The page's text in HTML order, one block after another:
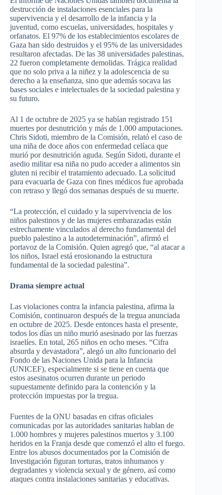
destrucción de instalaciones esenciales para la
supervivencia y el desarrollo de la infancia y la
juventud, como escuelas, universidades, hospitales y
orfanatos. El 97% de los establecimientos escolares de
Gaza han sido destruidos y el 95% de las universidades
resultaron afectadas. De las 38 universidades palestinas,
22 fueron completamente demolidas. Trágica realidad
que no solo priva a la niñez y la adolescencia de su
derecho a la enseñanza, sino que además socava las
bases sociales e intelectuales de la sociedad palestina y
su futuro.
Al 1 de octubre de 2025 ya se habían registrado 151
muertes por desnutrición y más de 1.000 amputaciones.
Chris Sidoti, miembro de la Comisión, relató el caso de
una niña de doce años con enfermedad celíaca que
murió por desnutrición aguda. Según Sidoti, durante el
asedio militar esa niña no pudo acceder a alimentos sin
gluten ni recibir el tratamiento adecuado. La solicitud
para evacuarla de Gaza con fines médicos fue aprobada
con retraso y llegó dos semanas después de su muerte.
“La protección, el cuidado y la supervivencia de los
niños palestinos y de las mujeres embarazadas están
estrechamente vinculados al derecho fundamental del
pueblo palestino a la autodeterminación”, afirmó el
portavoz de la Comisión. Quien agregó que, “al atacar a
los niños, Israel está erosionando la estructura
fundamental de la sociedad palestina”.
Drama siempre actual
Las violaciones contra la infancia palestina, afirma la
Comisión, continuaron después de la tregua anunciada
en octubre de 2025. Desde entonces hasta el presente,
todos los días un niño murió asesinado por las fuerzas
israelíes. En total, 265 niños en ocho meses. “Cifra
absurda y devastadora”, alegó un alto funcionario del
Fondo de las Naciones Unida para la Infancia
(UNICEF), especialmente si se tiene en cuenta que
estos asesinatos ocurren durante un periodo
supuestamente definido para la contención y la
protección impuestas por la tregua.
Fuentes de la ONU basadas en cifras oficiales
comunicadas por las autoridades sanitarias hablan de
1.000 hombres y mujeres palestinos muertos y 3.100
heridos en la Franja desde que comenzó el alto el fuego.
Entre los abusos documentados por la Comisión de
Investigación figuran torturas, tratos inhumanos y
degradantes y violencia sexual y de género, así como
ataques contra instalaciones sanitarias y educativas.